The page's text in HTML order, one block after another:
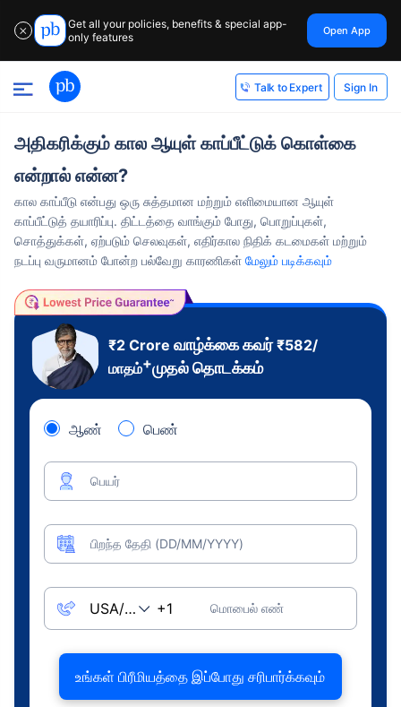
✕
Get all your policies, benefits & special app-
only features
Open App
Talk to Expert Sign In
அதிகரிக்கும் கால ஆயுள் காப்பீட்டுக் கொள்கை
என்றால் என்ன?
கால காப்பீடு என்பது ஒரு சுத்தமான மற்றும் எளிமையான ஆயுள்
காப்பீட்டுத் தயாரிப்பு. திட்டத்தை வாங்கும் போது, ​​பொறுப்புகள்,
சொத்துக்கள், ஏற்படும் செலவுகள், எதிர்கால நிதிக் கடமைகள் மற்றும்
நடப்பு வருமானம் போன்ற பல்வேறு காரணிகள் மேலும் படிக்கவும்
₹2 Crore வாழ்க்கை கவர்₹582/
மாதம்+முதல் தொடக்கம்
ஆண் பெண்
பெயர்
பிறந்த தேதி (DD/MM/YYYY)
மொபைல் எண்
உங்கள் பிரீமியத்தை இப்போது சரிபார்க்கவும்